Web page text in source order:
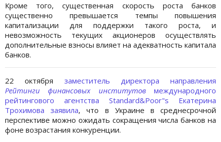
Кроме того, существенная скорость роста банков
существенно превышается темпы повышения
капитализации для поддержки такого роста, и
невозможность текущих акционеров осуществлять
дополнительные взносы влияет на адекватность капитала
банков.
22 октября заместитель директора направления
Рейтинги финансовых институтовмеждународного
рейтингового агентства Standard&Poor"s Екатерина
Трохимова заявила, что в Украине в среднесрочной
перспективе можно ожидать сокращения числа банков на
фоне возрастания конкуренции.